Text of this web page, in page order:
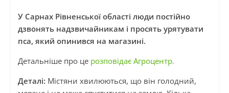
У Сарнах Рівненської області люди постійно
дзвонять надзвичайникам і просять урятувати
пса, який опинився на магазині.
Детальніше про це розповідає Агроцентр.
Деталі: Містяни хвилюються, що він голодний,